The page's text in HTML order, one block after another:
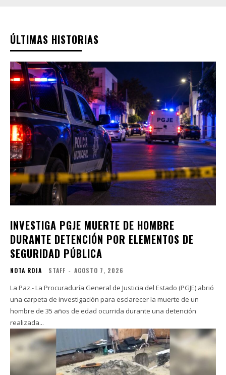
ÚLTIMAS HISTORIAS
INVESTIGA PGJE MUERTE DE HOMBRE
DURANTE DETENCIÓN POR ELEMENTOS DE
SEGURIDAD PÚBLICA
NOTA ROJA STAFF - AGOSTO 7, 2026
La Paz.- La Procuraduría General de Justicia del Estado (PGJE) abrió
una carpeta de investigación para esclarecer la muerte de un
hombre de 35 años de edad ocurrida durante una detención
realizada...